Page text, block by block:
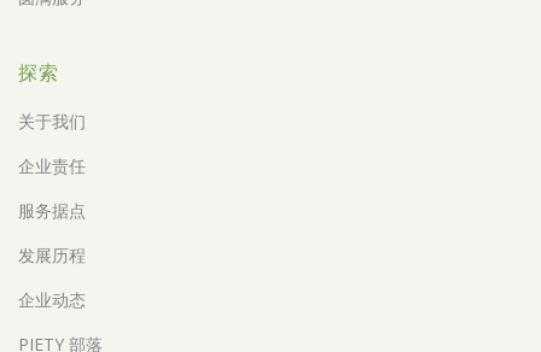
探索
关于我们
企业责任
服务据点
发展历程
企业动态
PIETY 部落